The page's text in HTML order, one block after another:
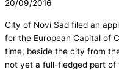
20/09/2016
City of Novi Sad filed an
for the European Capital of
time, beside the city from
not yet a full-fledged part of